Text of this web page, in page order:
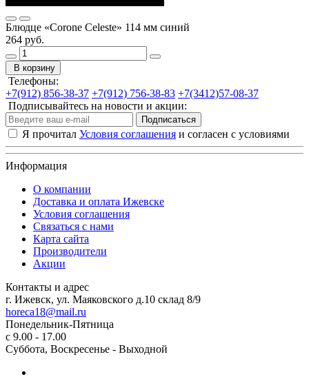
Блюдце «Corone Celeste» 114 мм синий
264 руб.
В корзину
Телефоны:
+7(912) 856-38-37 +7(912) 756-38-83 +7(3412)57-08-37
Подписывайтесь на новости и акции:
Подписаться
Я прочитал Условия соглашения и согласен с условиями
Информация
О компании
Доставка и оплата Ижевске
Условия соглашения
Связаться с нами
Карта сайта
Производители
Акции
Контакты и адрес
г. Ижевск, ул. Маяковского д.10 склад 8/9
horeca18@mail.ru
Понедельник-Пятница
с 9.00 - 17.00
Суббота, Воскресенье - Выходной